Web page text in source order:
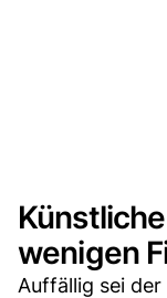
wenigen
Auffällig sei